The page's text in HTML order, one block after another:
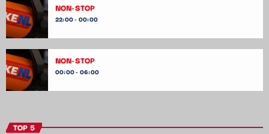
NON-STOP
22:00 - 00:00
NON-STOP
00:00 - 06:00
TOP 5